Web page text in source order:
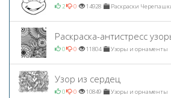
2 0 14928 Раскраски
Раскраска-антистресс
0 0 11804 Узоры и орнаменты
Узор из сердец
0 0 10849 Узоры и орнаменты